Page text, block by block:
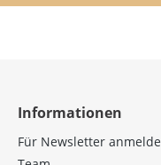
Informationen
Für Newsletter